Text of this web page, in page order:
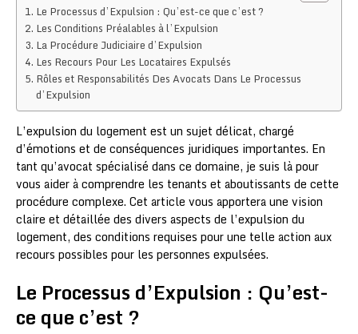
Le Processus d’Expulsion : Qu’est-ce que c’est ?
Les Conditions Préalables à l’Expulsion
La Procédure Judiciaire d’Expulsion
Les Recours Pour Les Locataires Expulsés
Rôles et Responsabilités Des Avocats Dans Le Processus
d’Expulsion
L’expulsion du logement est un sujet délicat, chargé
d’émotions et de conséquences juridiques importantes. En
tant qu’avocat spécialisé dans ce domaine, je suis là pour
vous aider à comprendre les tenants et aboutissants de cette
procédure complexe. Cet article vous apportera une vision
claire et détaillée des divers aspects de l’expulsion du
logement, des conditions requises pour une telle action aux
recours possibles pour les personnes expulsées.
Le Processus d’Expulsion : Qu’est-
ce que c’est ?